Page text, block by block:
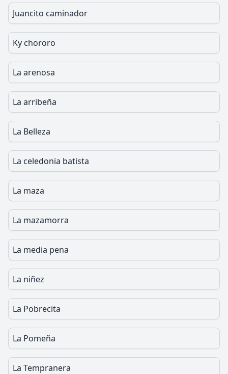
Juancito caminador
Ky chororo
La arenosa
La arribeña
La Belleza
La celedonia batista
La maza
La mazamorra
La media pena
La niñez
La Pobrecita
La Pomeña
La Tempranera